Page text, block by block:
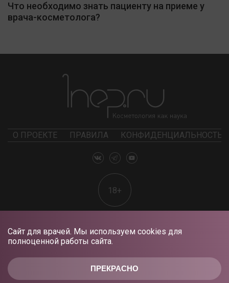
ПРЕКРАСНО
Сайт для врачей. Мы используем cookies для
полноценной работы сайта.
Что необходимо знать пациенту на приеме у
врача-косметолога?
О ПРОЕКТЕ ПРАВИЛА КОНФИДЕНЦИАЛЬНОСТЬ
18+